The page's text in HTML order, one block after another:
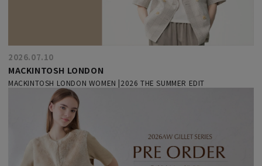
2026.07.10
MACKINTOSH LONDON
MACKINTOSH LONDON WOMEN |2026 THE SUMMER EDIT